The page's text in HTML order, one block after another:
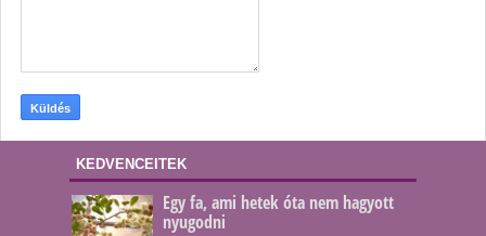
KEDVENCEITEK
Egy fa, ami hetek óta nem hagyott
nyugodni